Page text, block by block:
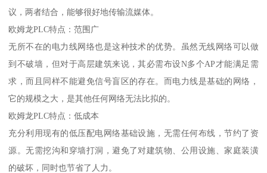
议，两者结合，能够很好地传输流媒体。
欧姆龙PLC特点：范围广
无所不在的电力线网络也是这种技术的优势。虽然无线网络可以做
到不破墙，但对于高层建筑来说，其必需布设N多个AP才能满足需
求，而且同样不能避免信号盲区的存在。而电力线是基础的网络，
它的规模之大，是其他任何网络无法比拟的。
欧姆龙PLC特点：低成本
充分利用现有的低压配电网络基础设施，无需任何布线，节约了资
源。无需挖沟和穿墙打洞，避免了对建筑物、公用设施、家庭装潢
的破坏，同时也节省了人力。